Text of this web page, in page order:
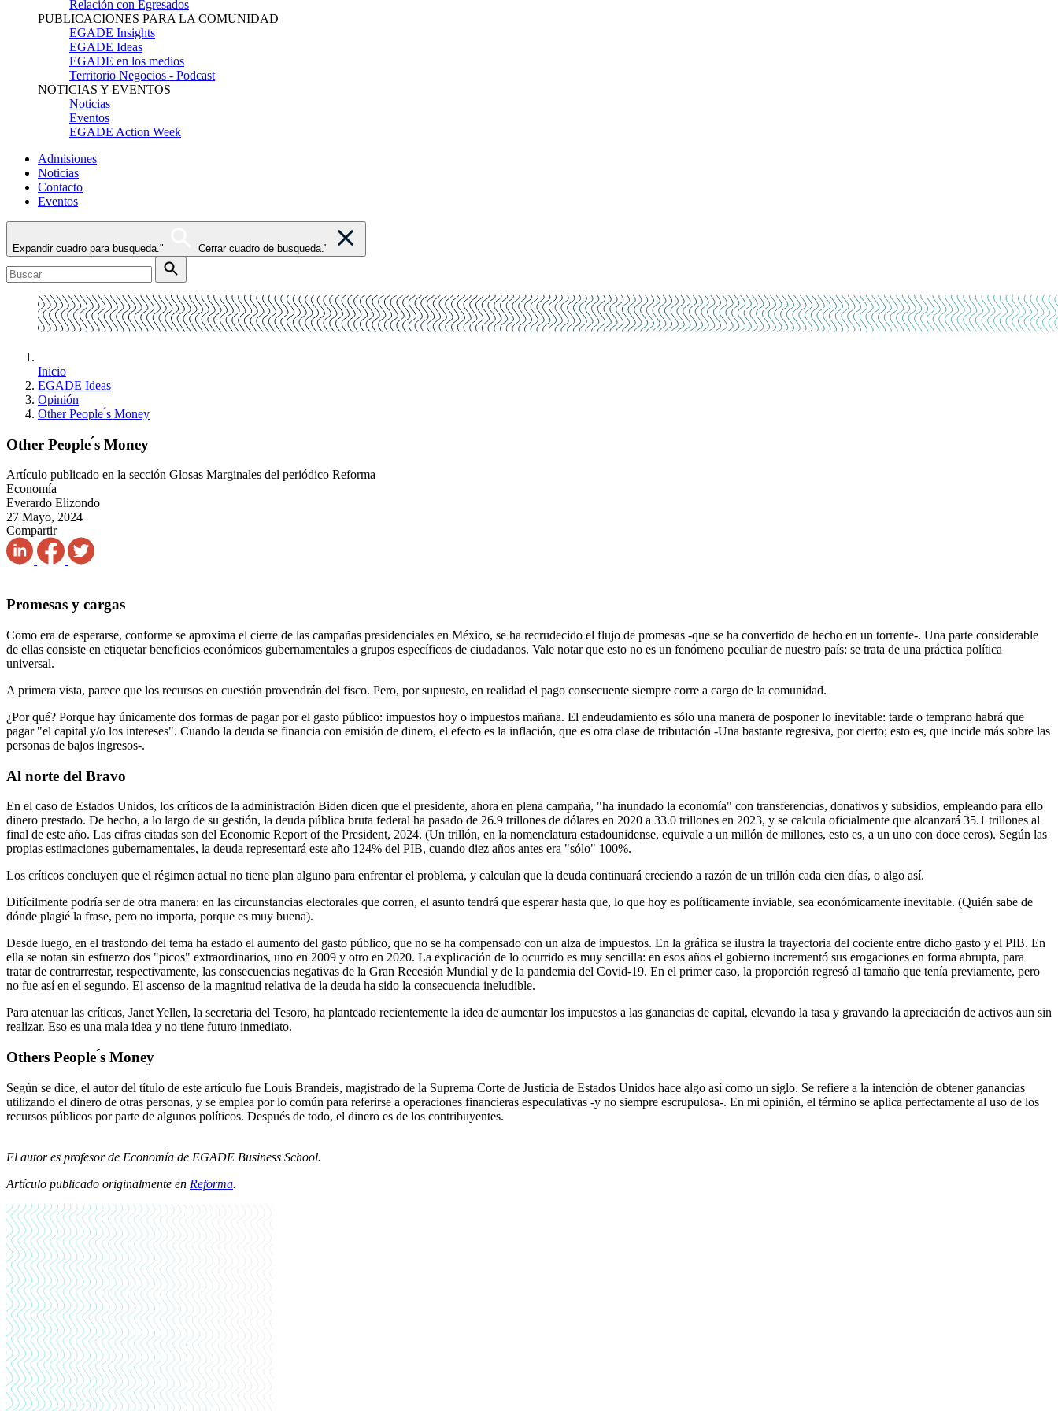
Relación con Egresados
PUBLICACIONES PARA LA COMUNIDAD
EGADE Insights
EGADE Ideas
EGADE en los medios
Territorio Negocios - Podcast
NOTICIAS Y EVENTOS
Noticias
Eventos
EGADE Action Week
Admisiones
Noticias
Contacto
Eventos
Expandir cuadro para busqueda." Cerrar cuadro de busqueda."
Inicio
EGADE Ideas
Opinión
Other People ́s Money
Other People ́s Money
Artículo publicado en la sección Glosas Marginales del periódico Reforma
Economía
Everardo Elizondo
27 Mayo, 2024
Compartir
Promesas y cargas
Como era de esperarse, conforme se aproxima el cierre de las campañas presidenciales en México, se ha recrudecido el flujo de promesas -que se ha convertido de hecho en un torrente-. Una parte considerable
de ellas consiste en etiquetar beneficios económicos gubernamentales a grupos específicos de ciudadanos. Vale notar que esto no es un fenómeno peculiar de nuestro país: se trata de una práctica política
universal.
A primera vista, parece que los recursos en cuestión provendrán del fisco. Pero, por supuesto, en realidad el pago consecuente siempre corre a cargo de la comunidad.
¿Por qué? Porque hay únicamente dos formas de pagar por el gasto público: impuestos hoy o impuestos mañana. El endeudamiento es sólo una manera de posponer lo inevitable: tarde o temprano habrá que
pagar "el capital y/o los intereses". Cuando la deuda se financia con emisión de dinero, el efecto es la inflación, que es otra clase de tributación -Una bastante regresiva, por cierto; esto es, que incide más sobre las
personas de bajos ingresos-.
Al norte del Bravo
En el caso de Estados Unidos, los críticos de la administración Biden dicen que el presidente, ahora en plena campaña, "ha inundado la economía" con transferencias, donativos y subsidios, empleando para ello
dinero prestado. De hecho, a lo largo de su gestión, la deuda pública bruta federal ha pasado de 26.9 trillones de dólares en 2020 a 33.0 trillones en 2023, y se calcula oficialmente que alcanzará 35.1 trillones al
final de este año. Las cifras citadas son del Economic Report of the President, 2024. (Un trillón, en la nomenclatura estadounidense, equivale a un millón de millones, esto es, a un uno con doce ceros). Según las
propias estimaciones gubernamentales, la deuda representará este año 124% del PIB, cuando diez años antes era "sólo" 100%.
Los críticos concluyen que el régimen actual no tiene plan alguno para enfrentar el problema, y calculan que la deuda continuará creciendo a razón de un trillón cada cien días, o algo así.
Difícilmente podría ser de otra manera: en las circunstancias electorales que corren, el asunto tendrá que esperar hasta que, lo que hoy es políticamente inviable, sea económicamente inevitable. (Quién sabe de
dónde plagié la frase, pero no importa, porque es muy buena).
Desde luego, en el trasfondo del tema ha estado el aumento del gasto público, que no se ha compensado con un alza de impuestos. En la gráfica se ilustra la trayectoria del cociente entre dicho gasto y el PIB. En
ella se notan sin esfuerzo dos "picos" extraordinarios, uno en 2009 y otro en 2020. La explicación de lo ocurrido es muy sencilla: en esos años el gobierno incrementó sus erogaciones en forma abrupta, para
tratar de contrarrestar, respectivamente, las consecuencias negativas de la Gran Recesión Mundial y de la pandemia del Covid-19. En el primer caso, la proporción regresó al tamaño que tenía previamente, pero
no fue así en el segundo. El ascenso de la magnitud relativa de la deuda ha sido la consecuencia ineludible.
Para atenuar las críticas, Janet Yellen, la secretaria del Tesoro, ha planteado recientemente la idea de aumentar los impuestos a las ganancias de capital, elevando la tasa y gravando la apreciación de activos aun sin
realizar. Eso es una mala idea y no tiene futuro inmediato.
Others People ́s Money
Según se dice, el autor del título de este artículo fue Louis Brandeis, magistrado de la Suprema Corte de Justicia de Estados Unidos hace algo así como un siglo. Se refiere a la intención de obtener ganancias
utilizando el dinero de otras personas, y se emplea por lo común para referirse a operaciones financieras especulativas -y no siempre escrupulosa-. En mi opinión, el término se aplica perfectamente al uso de los
recursos públicos por parte de algunos políticos. Después de todo, el dinero es de los contribuyentes.
El autor es profesor de Economía de EGADE Business School.
Artículo publicado originalmente en Reforma.